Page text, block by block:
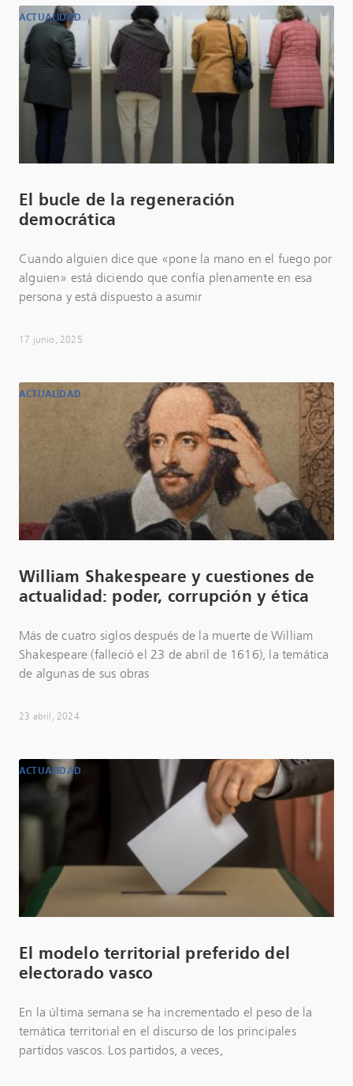
ACTUALIDAD
El bucle de la regeneración
democrática
Cuando alguien dice que «pone la mano en el fuego por
alguien» está diciendo que confía plenamente en esa
persona y está dispuesto a asumir
17 junio, 2025
ACTUALIDAD
William Shakespeare y cuestiones de
actualidad: poder, corrupción y ética
Más de cuatro siglos después de la muerte de William
Shakespeare (falleció el 23 de abril de 1616), la temática
de algunas de sus obras
23 abril, 2024
ACTUALIDAD
El modelo territorial preferido del
electorado vasco
En la última semana se ha incrementado el peso de la
temática territorial en el discurso de los principales
partidos vascos. Los partidos, a veces,